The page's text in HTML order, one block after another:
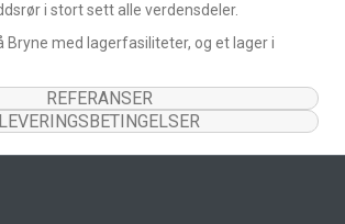
i stort sett alle verdensdeler.
Bryne med lagerfasiliteter, og et lager i
REFERANSER
LEVERINGSBETINGELSER